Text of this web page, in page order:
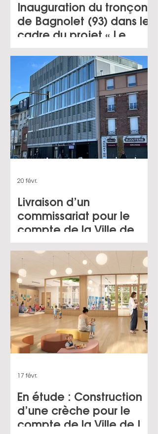
Inauguration du tronçon
de Bagnolet (93) dans le
cadre du projet « Le
Grand Chemin » pour le
compte d’Est Ensemble
Grand Paris
Livraison d’un
commissariat pour le
compte de la Ville de
Sevran (93)
20 févr.
En étude : Construction
d’une crèche pour le
compte de la Ville de Le
17 févr.